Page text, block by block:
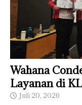
Wahana
Layanan di
Juli 20, 2026